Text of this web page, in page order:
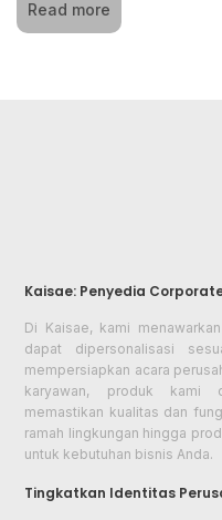
Read more
Kaisae: Penyedia
Di Kaisae, kami
dapat dipersonalisasi
mempersiapkan acara
karyawan, produk kami
memastikan kualitas dan
ramah lingkungan hingga
untuk kebutuhan bisnis Anda.
Tingkatkan Identitas